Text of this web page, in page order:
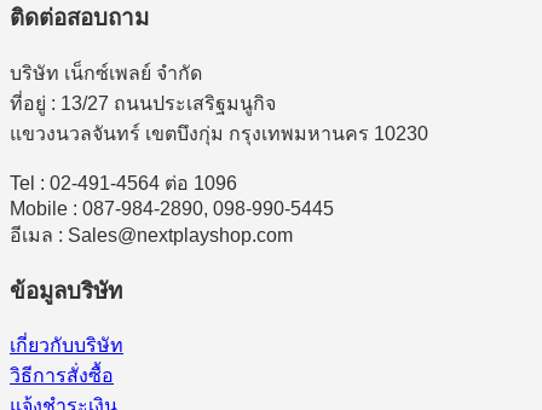
ติดต่อสอบถาม
บริษัท เน็กซ์เพลย์ จำกัด
ที่อยู่ : 13/27 ถนนประเสริฐมนูกิจ
แขวงนวลจันทร์ เขตบึงกุ่ม กรุงเทพมหานคร 10230
Tel : 02-491-4564 ต่อ 1096
Mobile : 087-984-2890, 098-990-5445
อีเมล : Sales@nextplayshop.com
ข้อมูลบริษัท
เกี่ยวกับบริษัท
วิธีการสั่งซื้อ